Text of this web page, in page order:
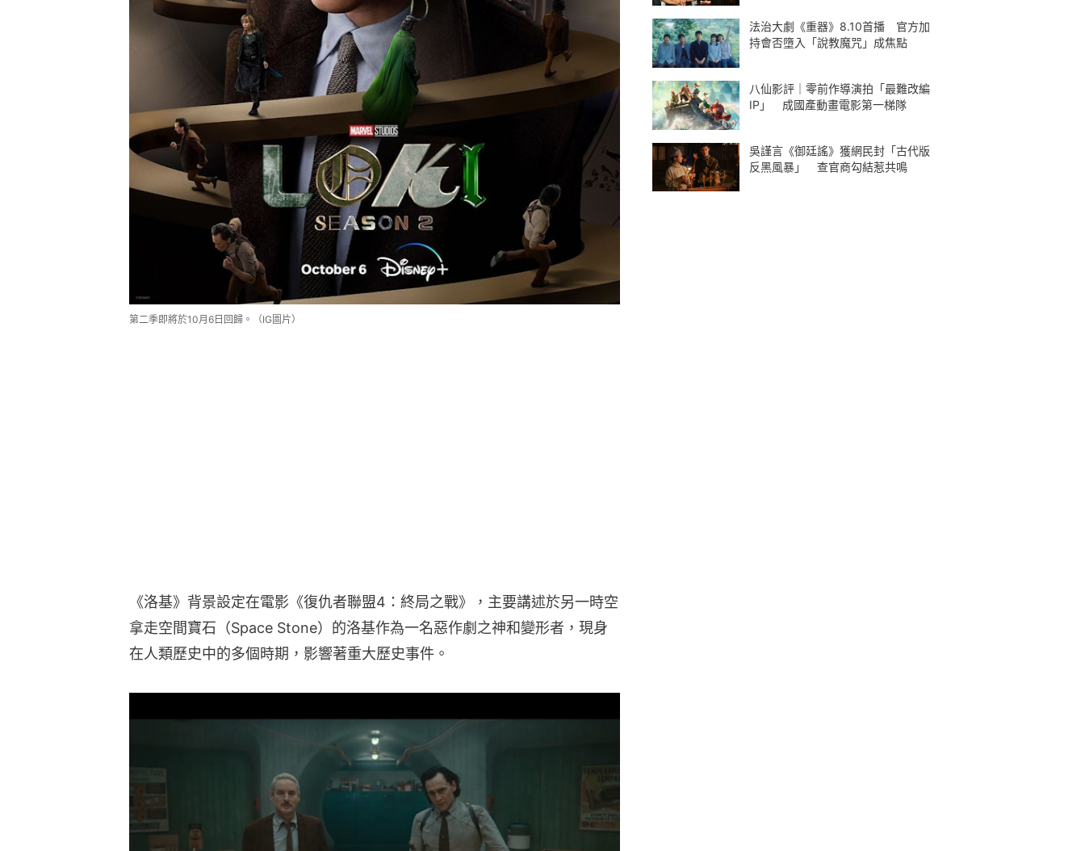
第二季即將於10月6日回歸。（IG圖片）
《洛基》背景設定在電影《復仇者聯盟4：終局之戰》，主要講述於另一時空
拿走空間寶石（Space Stone）的洛基作為一名惡作劇之神和變形者，現身
在人類歷史中的多個時期，影響著重大歷史事件。
法治大劇《重器》8.10首播 官方加
持會否墮入「說教魔咒」成焦點
八仙影評｜零前作導演拍「最難改編
IP」 成國產動畫電影第一梯隊
吳謹言《御廷謠》獲網民封「古代版
反黑風暴」 查官商勾結惹共鳴